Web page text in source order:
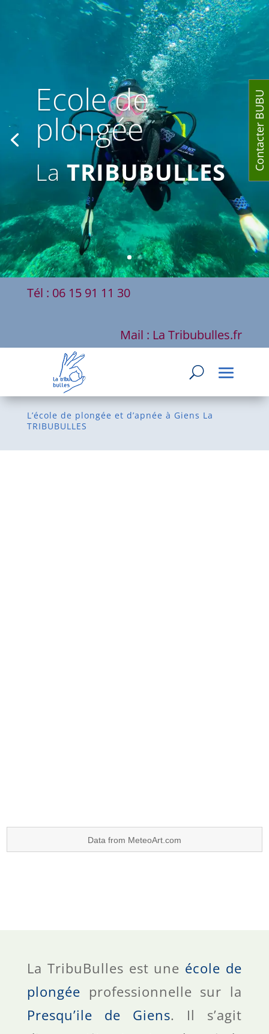
Ecole de
plongée
LaTRIBUBULLES
Tél : 06 15 91 11 30
Mail : La Tribubulles.fr
L’école de plongée et d’apnée à Giens La
TRIBUBULLES
Data from MeteoArt.com
La TribuBulles est une école de
plongée professionnelle sur la
Presqu’ile de Giens. Il s’agit
Contacter BUBU